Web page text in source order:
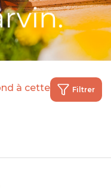
Filtrer
à cette recherche